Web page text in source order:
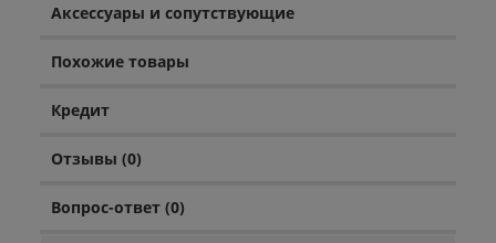
Аксессуары и сопутствующие
Похожие товары
Кредит
Отзывы (0)
Вопрос-ответ (0)